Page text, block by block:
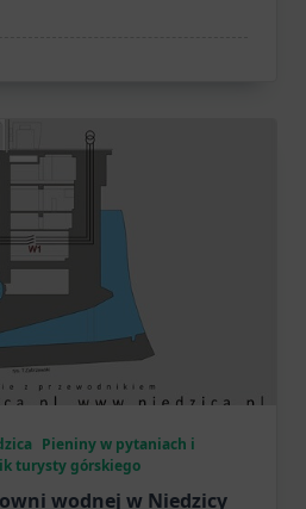
Pieniny w pytaniach i
turysty górskiego
wodnej w Niedzicy